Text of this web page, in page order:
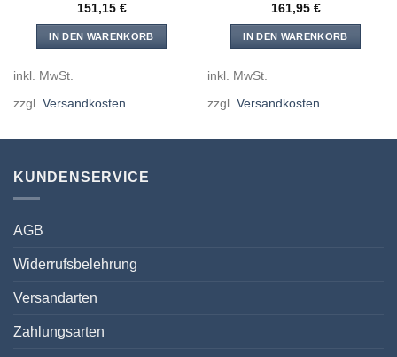
151,15 €
IN DEN WARENKORB
inkl. MwSt.
zzgl. Versandkosten
161,95 €
IN DEN WARENKORB
inkl. MwSt.
zzgl. Versandkosten
KUNDENSERVICE
AGB
Widerrufsbelehrung
Versandarten
Zahlungsarten